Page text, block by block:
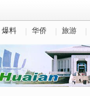
爆料 华侨 旅游